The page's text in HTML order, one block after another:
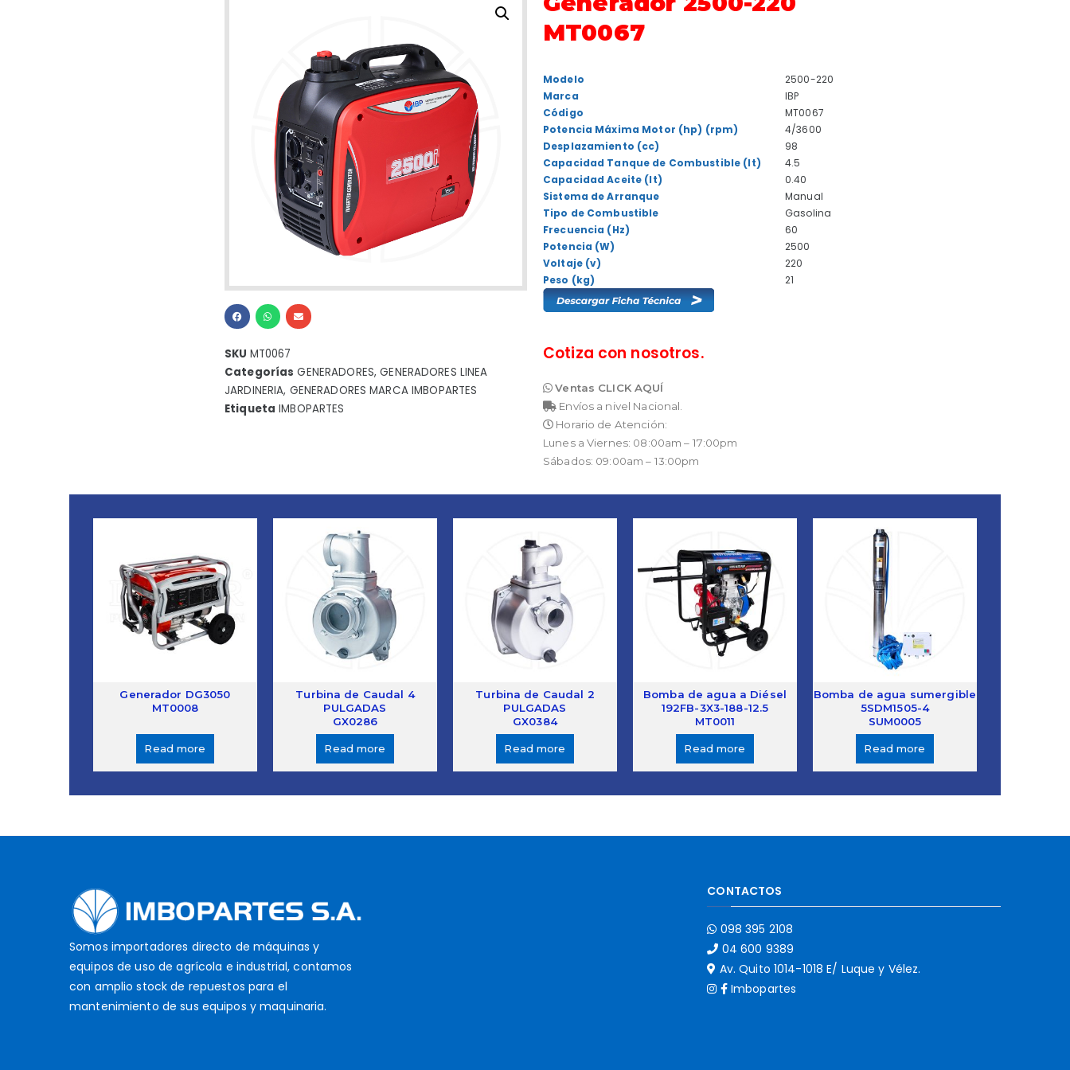
SKU MT0067
Categorías GENERADORES,GENERADORES LINEA
JARDINERIA, GENERADORES MARCA IMBOPARTES
Etiqueta IMBOPARTES
MT0067
Modelo
Marca
Código
Potencia Máxima Motor (hp) (rpm)
Desplazamiento (cc)
Capacidad Tanque de Combustible (lt)
Capacidad Aceite (lt)
Sistema de Arranque
Tipo de Combustible
Frecuencia (Hz)
Potencia (W)
Voltaje (v)
Peso (kg)
2500-220
IBP
MT0067
4/3600
98
4.5
0.40
Manual
Gasolina
60
2500
220
21
Cotiza con nosotros.
Ventas CLICK AQUÍ
Envíos a nivel Nacional.
Horario de Atención:
Lunes a Viernes: 08:00am – 17:00pm
Sábados: 09:00am – 13:00pm
Generador DG3050
MT0008
Read more
Turbina de Caudal 4
PULGADAS
GX0286
Read more
Turbina de Caudal 2
PULGADAS
GX0384
Read more
Bomba de agua a Diésel
192FB-3X3-188-12.5
MT0011
Read more
Bomba de agua sumergible
5SDM1505-4
SUM0005
Read more
Somos importadores directo de máquinas y
equipos de uso de agrícola e industrial, contamos
con amplio stock de repuestos para el
mantenimiento de sus equipos y maquinaria.
CONTACTOS
098 395 2108
04 600 9389
Av. Quito 1014-1018 E/ Luque y Vélez.
Imbopartes